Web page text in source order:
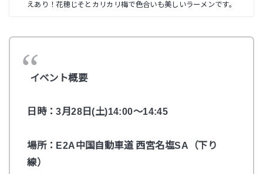
えあり！花穂じそとカリカリ梅で色合いも美しいラーメンです。
イベント概要
日時：3月28日(土)14:00～14:45
場所：E2A中国自動車道 西宮名塩SA（下り
線）